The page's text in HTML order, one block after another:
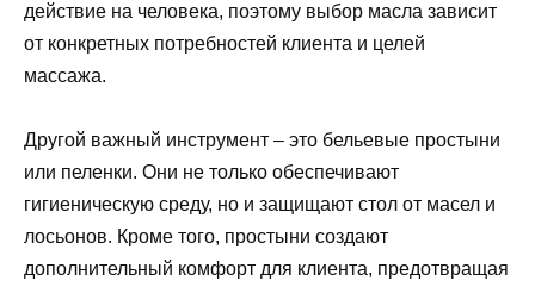
действие на человека, поэтому выбор масла зависит
от конкретных потребностей клиента и целей
массажа.
Другой важный инструмент – это бельевые простыни
или пеленки. Они не только обеспечивают
гигиеническую среду, но и защищают стол от масел и
лосьонов. Кроме того, простыни создают
дополнительный комфорт для клиента, предотвращая